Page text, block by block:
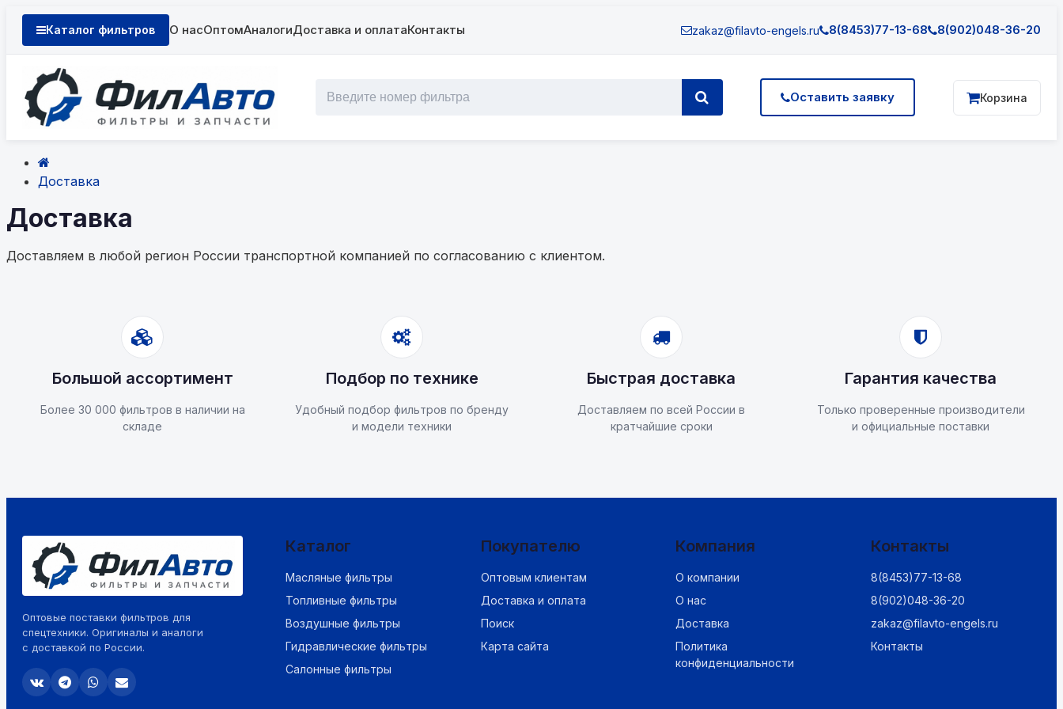
Каталог фильтров О насОптомАналогиДоставка и оплатаКонтакты zakaz@filavto-engels.ru 8(8453)77-13-68 8(902)048-36-20
Оставить заявку Корзина
Доставка
Доставка
Доставляем в любой регион России транспортной компанией по согласованию с клиентом.
Большой ассортимент
Более 30 000 фильтров в наличии на
складе
Подбор по технике
Удобный подбор фильтров по бренду
и модели техники
Быстрая доставка
Доставляем по всей России в
кратчайшие сроки
Гарантия качества
Только проверенные производители
и официальные поставки
Оптовые поставки фильтров для
спецтехники. Оригиналы и аналоги
с доставкой по России.
Каталог
Масляные фильтры
Топливные фильтры
Воздушные фильтры
Гидравлические фильтры
Салонные фильтры
Покупателю
Оптовым клиентам
Доставка и оплата
Поиск
Карта сайта
Компания
О компании
О нас
Доставка
Политика
конфиденциальности
Контакты
8(8453)77-13-68
8(902)048-36-20
zakaz@filavto-engels.ru
Контакты